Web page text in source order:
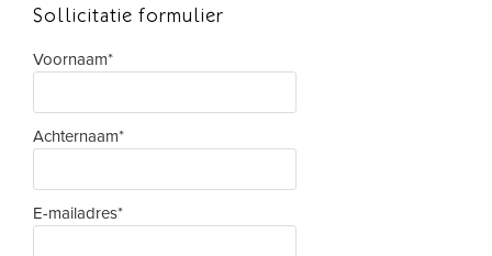
Sollicitatie formulier
Voornaam*
Achternaam*
E-mailadres*